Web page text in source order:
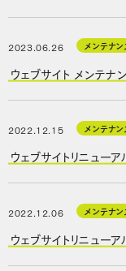
2023.06.26 メンテナン
ウェブサイト メンテナ
2022.12.15 メンテナン
ウェブサイトリニュー
2022.12.06 メンテナン
ウェブサイトリニュー